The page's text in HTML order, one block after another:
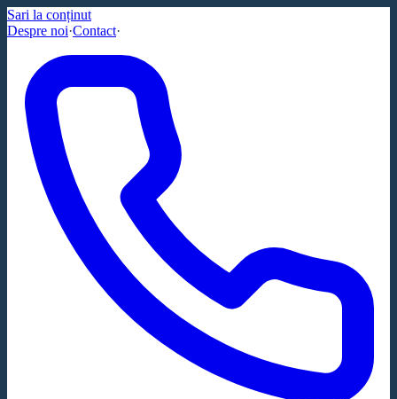
Sari la conținut
Despre noi·Contact·